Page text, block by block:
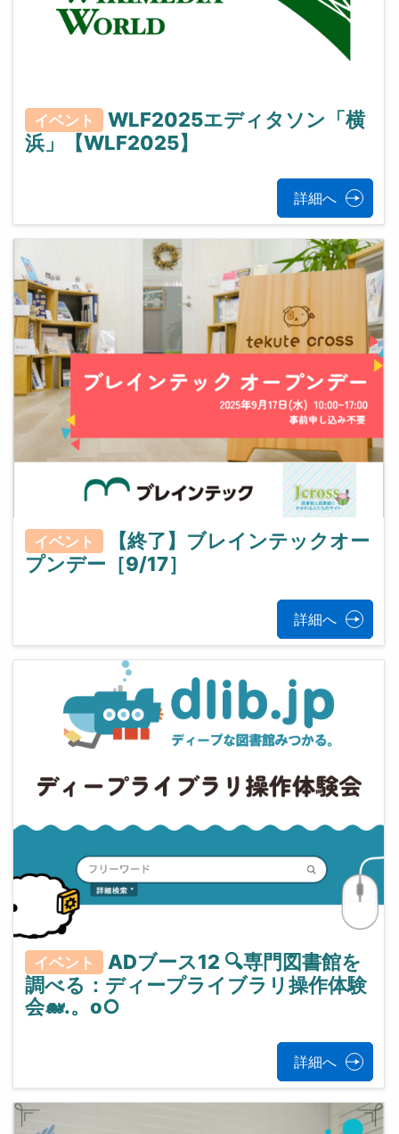
イベント
WLF2025エディタソン「横
浜」【WLF2025】
詳細へ
イベント
【終了】ブレインテックオー
プンデー［9/17］
詳細へ
イベント
ADブース12 🔍専門図書館を
調べる：ディープライブラリ操作体験
会🐋.。o○
詳細へ